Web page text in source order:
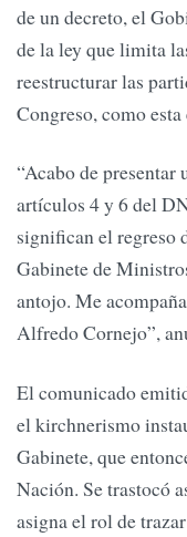
de un decreto, el
de la ley que limita
reestructurar las
Congreso, como
“Acabo de presentar
artículos 4 y 6 del
significan el regreso
Gabinete de
antojo. Me
Alfredo Cornejo”,
El comunicado
el kirchnerismo
Gabinete, que
Nación. Se trastocó
asigna el rol de